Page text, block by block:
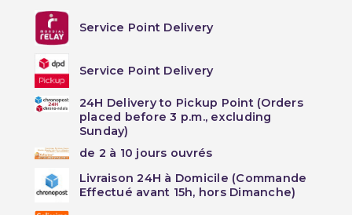
Service Point Delivery
Service Point Delivery
24H Delivery to Pickup Point (Orders
placed before 3 p.m., excluding
Sunday)
de 2 à 10 jours ouvrés
Livraison 24H à Domicile (Commande
Effectué avant 15h, hors Dimanche)